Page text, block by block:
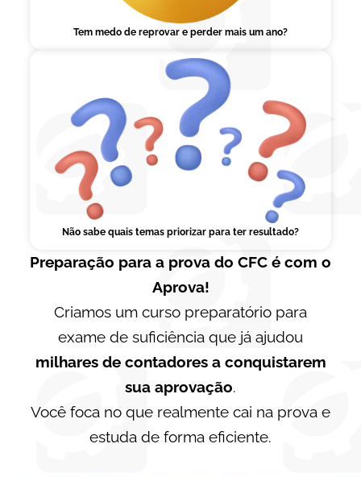
Tem medo de reprovar e perder mais um ano?
Não sabe quais temas priorizar para ter resultado?
Preparação para a prova do CFC é com o
Aprova!
Criamos um curso preparatório para
exame de suficiência que já ajudou
milhares de contadores a conquistarem
sua aprovação.
Você foca no que realmente cai na prova e
estuda de forma eficiente.